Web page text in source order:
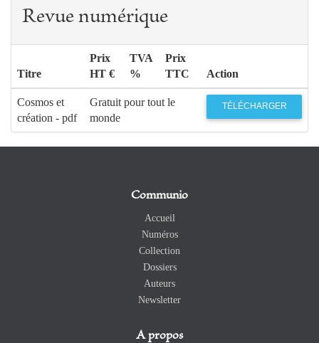
Revue numérique
Titre
Prix
HT €
TVA
%
Prix
TTC
Action
Cosmos et
création - pdf
Gratuit pour tout le
monde
TÉLÉCHARGER
Communio
Accueil
Numéros
Collection
Dossiers
Auteurs
Newsletter
A propos